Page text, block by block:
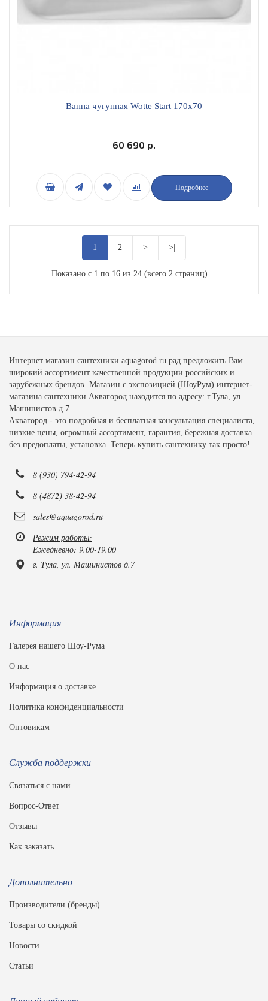
Ванна чугунная Wotte Start 170x70
60 690 р.
Подробнее
1 2 > >|
Показано с 1 по 16 из 24 (всего 2 страниц)
Интернет магазин сантехники aquagorod.ru рад предложить Вам
широкий ассортимент качественной продукции российских и
зарубежных брендов. Магазин с экспозицией (ШоуРум) интернет-
магазина сантехники Аквагород находится по адресу: г.Тула, ул.
Машинистов д.7.
Аквагород - это подробная и бесплатная консультация специалиста,
низкие цены, огромный ассортимент, гарантия, бережная доставка
без предоплаты, установка. Теперь купить сантехнику так просто!
8 (930) 794-42-94
8 (4872) 38-42-94
sales@aquagorod.ru
Режим работы:
Ежедневно: 9.00-19.00
г. Тула, ул. Машинистов д.7
Информация
Галерея нашего Шоу-Рума
О нас
Информация о доставке
Политика конфиденциальности
Оптовикам
Служба поддержки
Связаться с нами
Вопрос-Ответ
Отзывы
Как заказать
Дополнительно
Производители (бренды)
Товары со скидкой
Новости
Статьи